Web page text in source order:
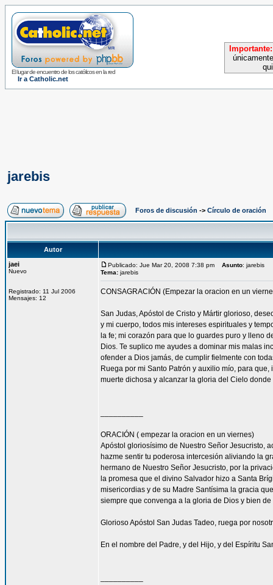
El lugar de encuentro de los católicos en la red
Ir a Catholic.net
Importante:
jarebis
Foros de discusión -> Círculo de oración
Autor
jaei
Nuevo
Registrado: 11 Jul 2006
Mensajes: 12
Publicado: Jue Mar 20, 2008 7:38 pm Asunto: jarebis
Tema: jarebis
CONSAGRACIÓN (Empezar la oracion en un
San Judas, Apóstol de Cristo y Mártir glorioso,
y mi cuerpo, todos mis intereses espirituales y
la fe; mi corazón para que lo guardes puro y lleno
Dios. Te suplico me ayudes a dominar mis malas
ofender a Dios jamás, de cumplir fielmente con
Ruega por mi Santo Patrón y auxilio mío, para
muerte dichosa y alcanzar la gloria del Cielo
ORACIÓN ( empezar la oracion en un viernes)
Apóstol gloriosísimo de Nuestro Señor Jesucristo,
hazme sentir tu poderosa intercesión aliviando la
hermano de Nuestro Señor Jesucristo, por la
la promesa que el divino Salvador hizo a Santa
misericordias y de su Madre Santísima la gracia
siempre que convenga a la gloria de Dios y bien de
Glorioso Apóstol San Judas Tadeo, ruega por
En el nombre del Padre, y del Hijo, y del Espíritu